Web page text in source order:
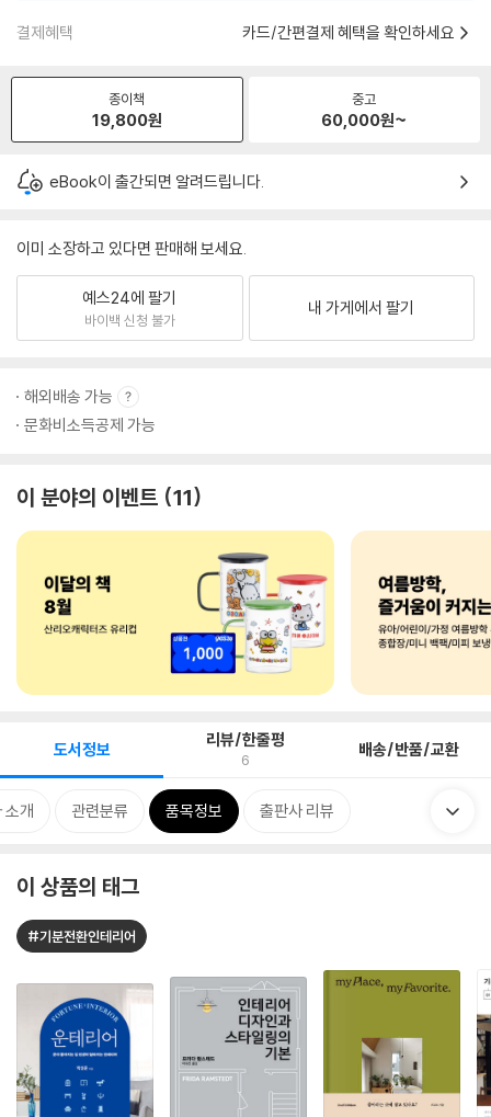
결제혜택 카드/간편결제 혜택을 확인하세요
종이책
19,800원
중고
60,000원~
eBook이 출간되면 알려드립니다.
이미 소장하고 있다면 판매해 보세요.
예스24에 팔기
바이백 신청 불가
내 가게에서 팔기
해외배송 가능
문화비소득공제 가능
이 분야의 이벤트 11
도서정보 리뷰/한줄평
6 배송/반품/교환
소개 관련분류 품목정보 출판사 리뷰
이 상품의 태그
#기분전환인테리어